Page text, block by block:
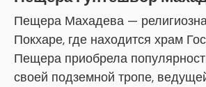
Пещера Махадева —
Покхаре, где находится храм
Пещера приобрела
своей подземной тропе,